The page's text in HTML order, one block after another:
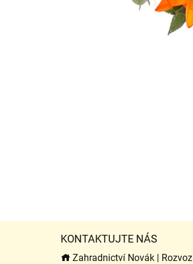
KONTAKTUJTE NÁS
Zahradnictví Novák | Rozvoz